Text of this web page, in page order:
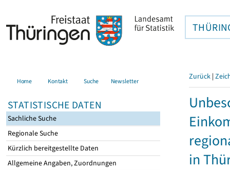
Home Kontakt Suche Newsletter
STATISTISCHE DATEN
Sachliche Suche
Regionale Suche
Kürzlich bereitgestellte Daten
Allgemeine Angaben, Zuordnungen
Zurück |
in